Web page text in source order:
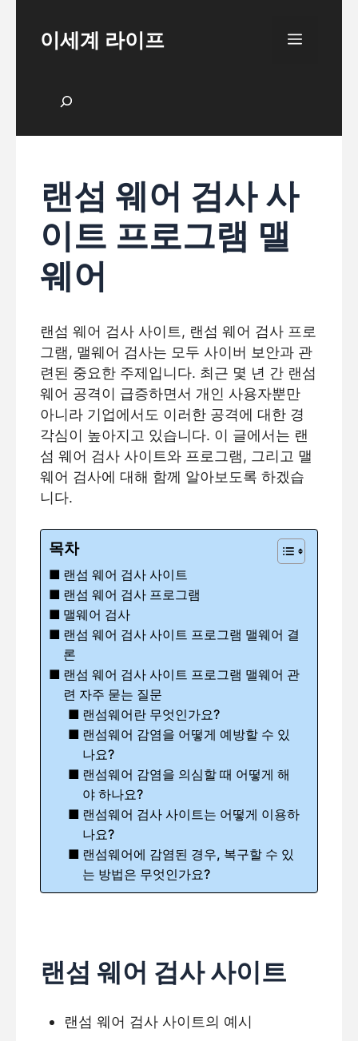
content이세계 라이프 Menu
랜섬 웨어 검사 사
이트 프로그램 맬
웨어
랜섬 웨어 검사 사이트, 랜섬 웨어 검사 프로
그램, 맬웨어 검사는 모두 사이버 보안과 관
련된 중요한 주제입니다. 최근 몇 년 간 랜섬
웨어 공격이 급증하면서 개인 사용자뿐만
아니라 기업에서도 이러한 공격에 대한 경
각심이 높아지고 있습니다. 이 글에서는 랜
섬 웨어 검사 사이트와 프로그램, 그리고 맬
웨어 검사에 대해 함께 알아보도록 하겠습
니다.
목차
랜섬 웨어 검사 사이트
랜섬 웨어 검사 프로그램
맬웨어 검사
랜섬 웨어 검사 사이트 프로그램 맬웨어 결
론
랜섬 웨어 검사 사이트 프로그램 맬웨어 관
련 자주 묻는 질문
랜섬웨어란 무엇인가요?
랜섬웨어 감염을 어떻게 예방할 수 있
나요?
랜섬웨어 감염을 의심할 때 어떻게 해
야 하나요?
랜섬웨어 검사 사이트는 어떻게 이용하
나요?
랜섬웨어에 감염된 경우, 복구할 수 있
는 방법은 무엇인가요?
랜섬 웨어 검사 사이트
랜섬 웨어 검사 사이트의 예시